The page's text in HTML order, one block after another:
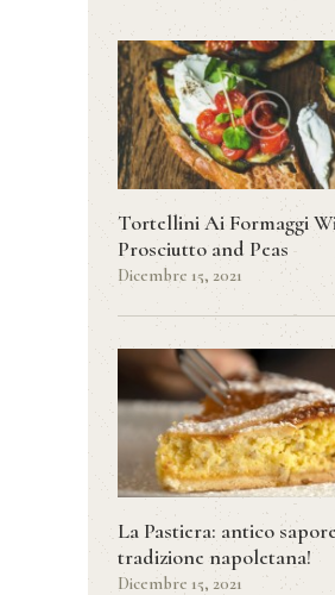
Tortellini Ai Formaggi
Prosciutto and Peas
Dicembre 15, 2021
La Pastiera: antico
tradizione napoletana!
Dicembre 15, 2021